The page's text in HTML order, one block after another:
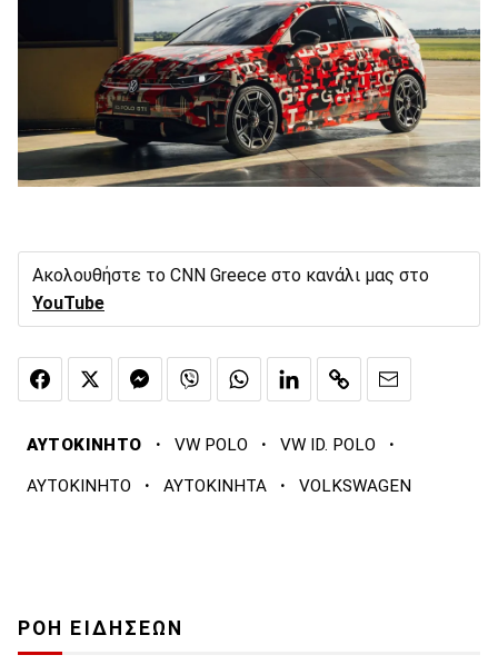
Ακολουθήστε το CNN Greece στο κανάλι μας στο
YouTube
ΑΥΤΟΚΙΝΗΤΟ · VW POLO · VW ID. POLO ·
ΑΥΤΟΚΙΝΗΤΟ · ΑΥΤΟΚΙΝΗΤΑ · VOLKSWAGEN
ΡΟΗ ΕΙΔΗΣΕΩΝ